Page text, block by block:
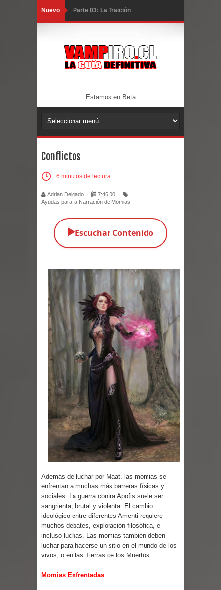
Nuevo Parte 03: La Traición
Parte 01: El Comienzo
Exaltados y Muertos Vivientes
Los Monstruos más Buscados
Alma
El Destructor
El Buscador
El Pueblo Protegido
Parte 03: Una Piraña en el Bidé
Parte 02: Los Muertos Gobiernan a
los Vivos
Parte 01: Escondido a Plena Luz
Parte 02: El Enemigo de mi Enemigo
Parte 06: Coletazos
Parte 05: Los Horrores del Infierno
Parte 04: Oídos Sordos
Estamos en Beta
Conflictos
6 minutos de lectura
Adrian Delgado
7:46:00
Ayudas para la Narración de Momias
▶️Escuchar Contenido
Además de luchar por Maat, las momias se
enfrentan a muchas más barreras físicas y
sociales. La guerra contra Apofis suele ser
sangrienta, brutal y violenta. El cambio
ideológico entre diferentes Amenti requiere
muchos debates, exploración filosófica, e
incluso luchas. Las momias también deben
luchar para hacerse un sitio en el mundo de los
vivos, o en las Tierras de los Muertos.
Momias Enfrentadas